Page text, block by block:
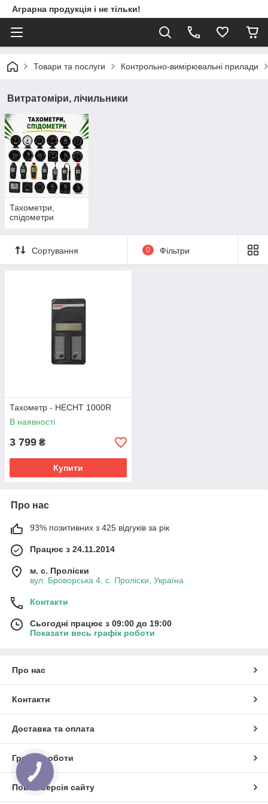
Аграрна продукція і не тільки!
Товари та послуги Контрольно-вимірювальні прилади
Витратоміри, лічильники
Тахометри,
спідометри
Сортування 0 Фільтри
Тахометр - HECHT 1000R
В наявності
3 799 ₴
Купити
Про нас
93% позитивних з 425 відгуків за рік
Працює з 24.11.2014
м. с. Проліски
вул. Броворська 4, с. Проліски, Україна
Контакти
Сьогодні працює з 09:00 до 19:00
Показати весь графік роботи
Про нас
Контакти
Доставка та оплата
Графік роботи
Повна версія сайту
КНОПКА
ЗВ'ЯЗКУ